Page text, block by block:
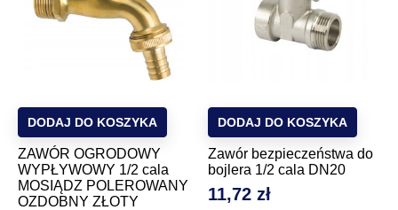
ZAWÓR OGRODOWY
WYPŁYWOWY 1/2 cala
MOSIĄDZ POLEROWANY
OZDOBNY ZŁOTY
DODAJ DO KOSZYKA
Zawór bezpieczeństwa do
bojlera 1/2 cala DN20
Cena
11,72 zł
DODAJ DO KOSZYKA